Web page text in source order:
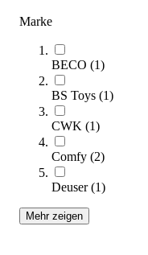
Marke
BECO (1)
BS Toys (1)
CWK (1)
Comfy (2)
Deuser(1)
Mehr zeigen
Ballschule
1-32von
Kategorien & Filter
Seite 2
Seite 3